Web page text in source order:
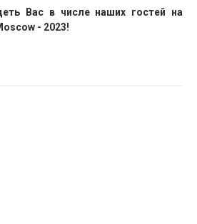
Вас в числе наших гостей на
- 2023!